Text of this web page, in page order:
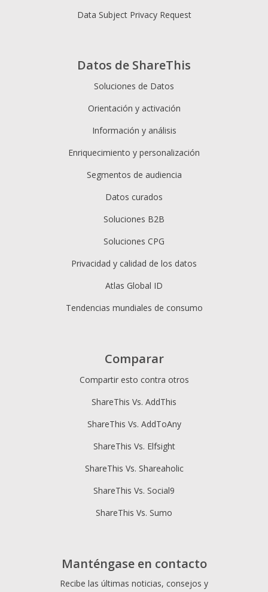
Datos de ShareThis
Soluciones de Datos
Orientación y activación
Información y análisis
Enriquecimiento y personalización
Segmentos de audiencia
Datos curados
Soluciones B2B
Soluciones CPG
Privacidad y calidad de los datos
Atlas Global ID
Tendencias mundiales de consumo
Data Subject Privacy Request
Comparar
Compartir esto contra otros
ShareThis Vs. AddThis
ShareThis Vs. AddToAny
ShareThis Vs. Elfsight
ShareThis Vs. Shareaholic
ShareThis Vs. Social9
ShareThis Vs. Sumo
Manténgase en contacto
Recibe las últimas noticias, consejos y